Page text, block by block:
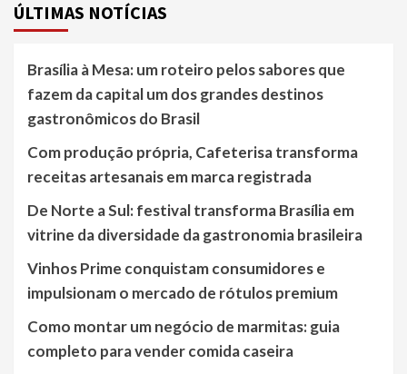
ÚLTIMAS NOTÍCIAS
Brasília à Mesa: um roteiro pelos sabores que
fazem da capital um dos grandes destinos
gastronômicos do Brasil
Com produção própria, Cafeterisa transforma
receitas artesanais em marca registrada
De Norte a Sul: festival transforma Brasília em
vitrine da diversidade da gastronomia brasileira
Vinhos Prime conquistam consumidores e
impulsionam o mercado de rótulos premium
Como montar um negócio de marmitas: guia
completo para vender comida caseira